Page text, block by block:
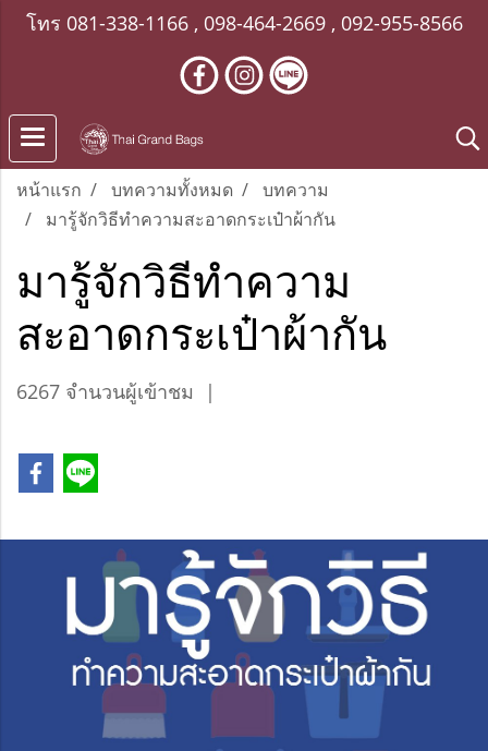
โทร 081-338-1166, 098-464-2669, 092-955-8566
หน้าแรก บทความทั้งหมด
บทความ
มารู้จักวิธีทำความสะอาดกระเป๋าผ้ากัน
มารู้จักวิธีทำความ
สะอาดกระเป๋าผ้ากัน
6267 จำนวนผู้เข้าชม |